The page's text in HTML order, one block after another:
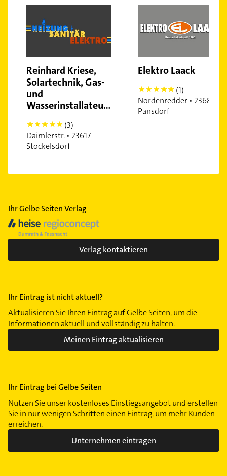
Reinhard Kriese,
Solartechnik, Gas-
und
Wasserinstallateurmeister
5
(3)
Daimlerstr. • 23617
Stockelsdorf
Elektro Laack
5
(1)
Nordenredder • 23689
Pansdorf
Ihr Gelbe Seiten Verlag
Verlag kontaktieren
Ihr Eintrag ist nicht aktuell?
Aktualisieren Sie Ihren Eintrag auf Gelbe Seiten, um die
Informationen aktuell und vollständig zu halten.
Meinen Eintrag aktualisieren
Ihr Eintrag bei Gelbe Seiten
Nutzen Sie unser kostenloses Einstiegsangebot und erstellen
Sie in nur wenigen Schritten einen Eintrag, um mehr Kunden
erreichen.
Unternehmen eintragen